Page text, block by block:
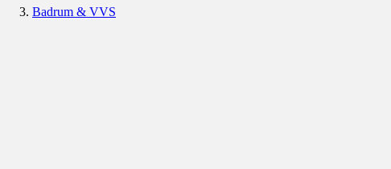
Badrum & VVS